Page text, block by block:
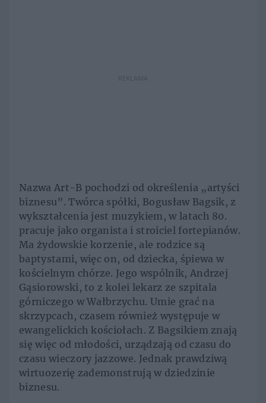
REKLAMA
Nazwa Art-B pochodzi od określenia „artyści
biznesu”. Twórca spółki, Bogusław Bagsik, z
wykształcenia jest muzykiem, w latach 80.
pracuje jako organista i stroiciel fortepianów.
Ma żydowskie korzenie, ale rodzice są
baptystami, więc on, od dziecka, śpiewa w
kościelnym chórze. Jego wspólnik, Andrzej
Gąsiorowski, to z kolei lekarz ze szpitala
górniczego w Wałbrzychu. Umie grać na
skrzypcach, czasem również występuje w
ewangelickich kościołach. Z Bagsikiem znają
się więc od młodości, urządzają od czasu do
czasu wieczory jazzowe. Jednak prawdziwą
wirtuozerię zademonstrują w dziedzinie
biznesu.